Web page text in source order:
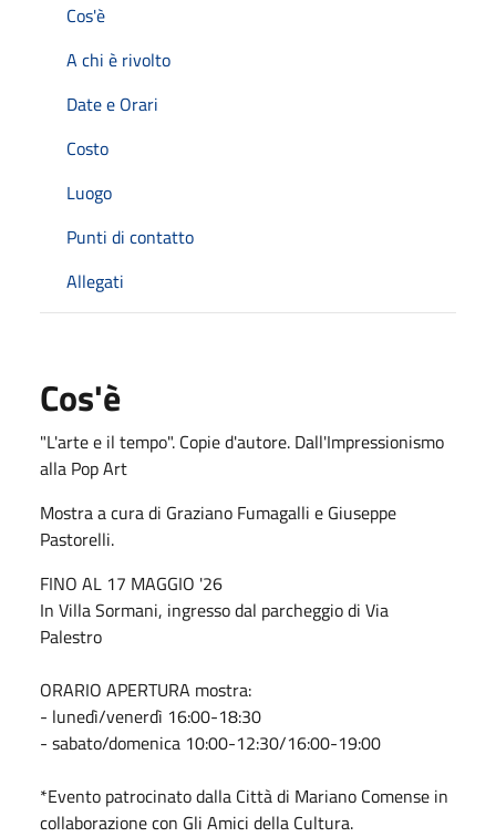
Cos'è
A chi è rivolto
Date e Orari
Costo
Luogo
Punti di contatto
Allegati
Cos'è
"L'arte e il tempo". Copie d'autore. Dall'Impressionismo
alla Pop Art
Mostra a cura di Graziano Fumagalli e Giuseppe
Pastorelli.
FINO AL 17 MAGGIO '26
In Villa Sormani, ingresso dal parcheggio di Via
Palestro
ORARIO APERTURA mostra:
- lunedì/venerdì 16:00-18:30
- sabato/domenica 10:00-12:30/16:00-19:00
*Evento patrocinato dalla Città di Mariano Comense in
collaborazione con Gli Amici della Cultura.